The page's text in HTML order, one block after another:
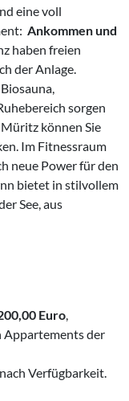
eine voll
Ankommen und
haben freien
der Anlage.
sorgen
können Sie
Im Fitnessraum
neue Power für den
bietet in stilvollem
See, aus
Euro
Appartements der
Verfügbarkeit.